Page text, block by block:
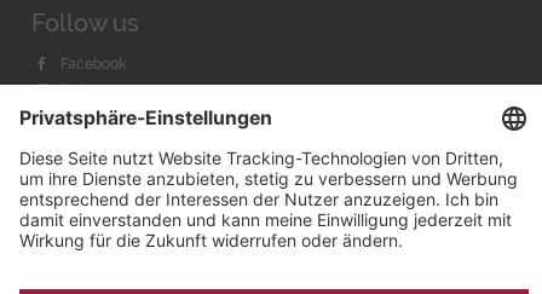
Follow us
Facebook
Instagram
Youtube